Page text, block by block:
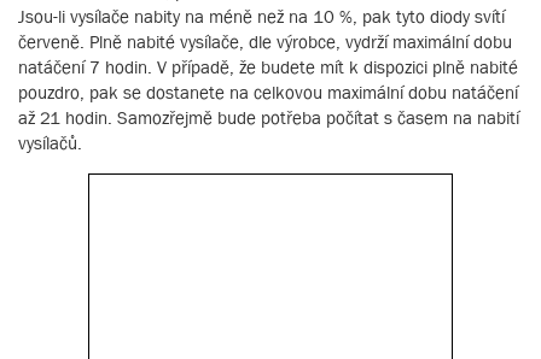
Jsou-li vysílače nabity na méně než na 10 %, pak tyto diody svítí
červeně. Plně nabité vysílače, dle výrobce, vydrží maximální dobu
natáčení 7 hodin. V případě, že budete mít k dispozici plně nabité
pouzdro, pak se dostanete na celkovou maximální dobu natáčení
až 21 hodin. Samozřejmě bude potřeba počítat s časem na nabití
vysílačů.